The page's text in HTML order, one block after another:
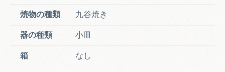
焼物の種類 九谷焼き
器の種類 小皿
箱 なし